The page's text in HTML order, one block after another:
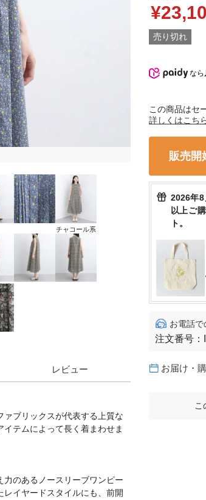
チャコール系
売り切れ
なら
この商品はセ
詳しくはこち
販売開
2026年8
以上ご
ト。
お電話
注文番号：
お届け・
こ
レビュー
ブリックスが代表する上質な
テムによって長く着まわせま
のあるノースリーブワンピー
イヤードスタイルにも、前開